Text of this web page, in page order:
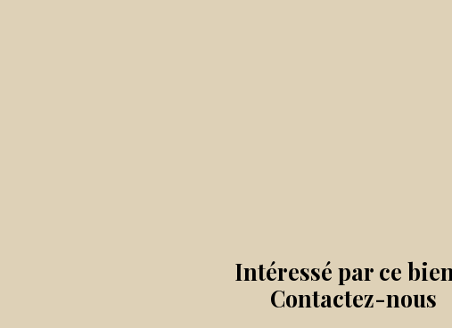
Intéressé par ce
Contactez-nous